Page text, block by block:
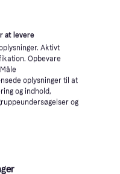
2.600 kr.
Eller 3 betalinger af 867 kr.
2.567 kr.
at levere
Aktivt
Opbevare
oplysninger til at
og indhold,
og